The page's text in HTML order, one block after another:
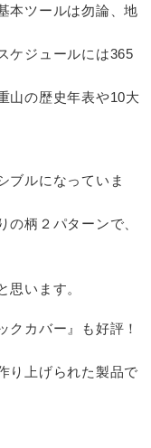
本ツールは勿論、地
ケジュールには365
山の歴史年表や10大
ブルになっていま
柄２パターンで、
思います。
クカバー』も好評！
り上げられた製品で